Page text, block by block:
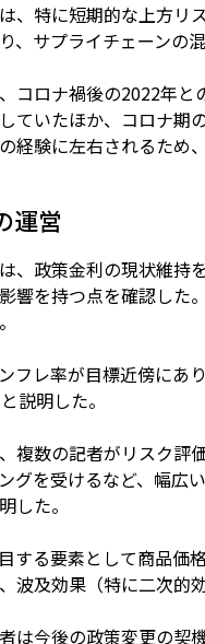
、特に短期的な上方リ
、サプライチェーンの
コロナ禍後の2022年
ていたほか、コロナ期
経験に左右されるため
運営
、政策金利の現状維持
響を持つ点を確認した
フレ率が目標近傍にあ
説明した。
複数の記者がリスク評
グを受けるなど、幅広
した。
する要素として商品価
波及効果（特に二次的
は今後の政策変更の契